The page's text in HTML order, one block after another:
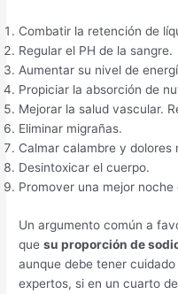
Combatir la retención de
Regular el PH de la sangre.
Aumentar su nivel de
Propiciar la absorción de
Mejorar la salud vascular.
Eliminar migrañas.
Calmar calambre y dolores
Desintoxicar el cuerpo.
Promover una mejor noche
Un argumento común a
quesu proporción de
aunque debe tener
expertos, si en un cuarto